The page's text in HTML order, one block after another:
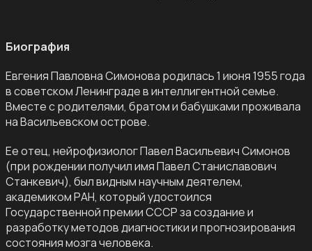
Биография
Евгения Павловна Симонова родилась 1 июня 1955 года
в советском Ленинграде в интеллигентной семье.
Вместе с родителями, братом и бабушками проживала
на Васильевском острове.
Ее отец, нейрофизиолог Павел Васильевич Симонов
(при рождении получил имя Павел Станиславович
Станкевич), был видным научным деятелем,
академиком РАН, который удостоился
Государственной премии СССР за создание и
разработку методов диагностики и прогнозирования
состояния мозга человека.